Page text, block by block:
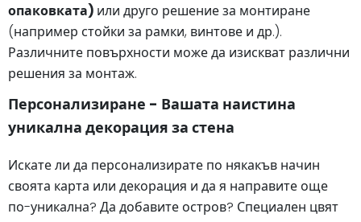
опаковката) или друго решение за монтиране
(например стойки за рамки, винтове и др.).
Различните повърхности може да изискват различни
решения за монтаж.
Персонализиране - Вашата наистина
уникална декорация за стена
Искате ли да персонализирате по някакъв начин
своята карта или декорация и да я направите още
по-уникална? Да добавите остров? Специален цвят